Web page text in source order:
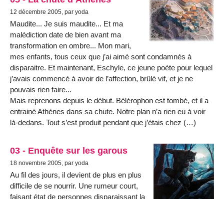
12 décembre 2005, par yoda
Maudite... Je suis maudite... Et ma
malédiction date de bien avant ma
transformation en ombre... Mon mari,
mes enfants, tous ceux que j’ai aimé sont condamnés à
disparaitre. Et maintenant, Eschyle, ce jeune poète pour lequel
j’avais commencé à avoir de l’affection, brûlé vif, et je ne
pouvais rien faire...
Mais reprenons depuis le début. Bélérophon est tombé, et il a
entrainé Athènes dans sa chute. Notre plan n’a rien eu à voir
là-dedans. Tout s’est produit pendant que j’étais chez (…)
03 - Enquête sur les garous
18 novembre 2005, par yoda
Au fil des jours, il devient de plus en plus
difficile de se nourrir. Une rumeur court,
faisant état de personnes disparaissant la